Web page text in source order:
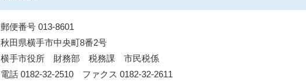
郵便番号 013-8601
秋田県横手市中央町8番2号
横手市役所 財務部 税務課 市民税係
電話 0182-32-2510 ファクス 0182-32-2611